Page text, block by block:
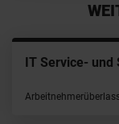
IT Service-